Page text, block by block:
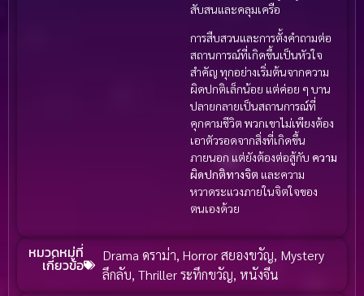
สับสนและคลุมเครือ
การสืบสวนและการตั้งคำถามต่อ
สถานการณ์ที่เกิดขึ้นเป็นหัวใจ
สำคัญ ทุกอย่างเริ่มต้นจากความ
ผิดปกติเล็กน้อย แต่ค่อย ๆ บาน
ปลายกลายเป็นสถานการณ์ที่
คุกคามชีวิต พวกเขาไม่เพียงต้อง
เอาตัวรอดจากสิ่งที่เกิดขึ้น
ภายนอก แต่ยังต้องต่อสู้กับ ความ
ผิดปกติทางจิต และความ
หวาดระแวงภายในจิตใจของ
ตนเองด้วย
หมวดหมู่ที่
เกี่ยวข้อ
Drama ดราม่า,Horror สยองขวัญ, Mystery
ลึกลับ,Thriller ระทึกขวัญ,หนังจีน